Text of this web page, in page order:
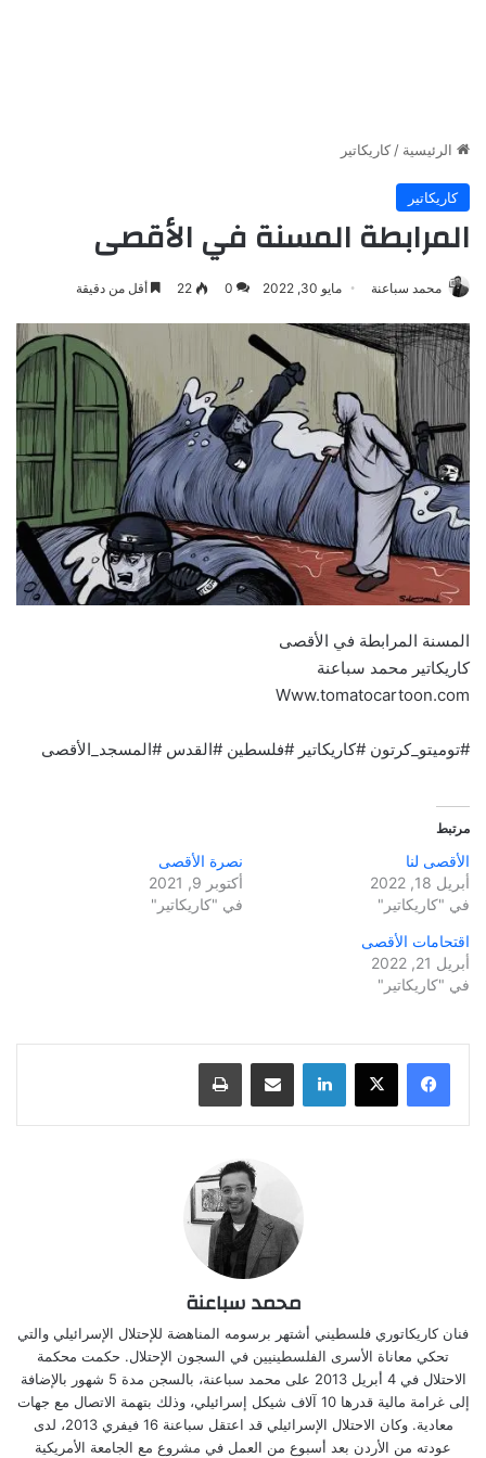
الرئيسية / كاريكاتير
كاريكاتير
المرابطة المسنة في الأقصى
محمد سباعنة مايو 30, 2022 0
22 أقل من دقيقة
المسنة المرابطة في الأقصى
كاريكاتير محمد سباعنة
Www.tomatocartoon.com
#توميتو_كرتون #كاريكاتير #فلسطين #القدس #المسجد_الأقصى
مرتبط
الأقصى لنا
أبريل 18, 2022
في "كاريكاتير"
نصرة الأقصى
أكتوبر 9, 2021
في "كاريكاتير"
اقتحامات الأقصى
أبريل 21, 2022
في "كاريكاتير"
لينكدإن مشاركة عبر البريد طباعة
محمد سباعنة
فنان كاريكاتوري فلسطيني أشتهر برسومه المناهضة للإحتلال الإسرائيلي والتي
تحكي معاناة الأسرى الفلسطينيين في السجون الإحتلال. حكمت محكمة
الاحتلال في 4 أبريل 2013 على محمد سباعنة، بالسجن مدة 5 شهور بالإضافة
إلى غرامة مالية قدرها 10 آلاف شيكل إسرائيلي، وذلك بتهمة الاتصال مع جهات
معادية. وكان الاحتلال الإسرائيلي قد اعتقل سباعنة 16 فيفري 2013، لدى
عودته من الأردن بعد أسبوع من العمل في مشروع مع الجامعة الأمريكية